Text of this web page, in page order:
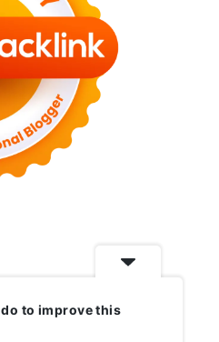
to improve this